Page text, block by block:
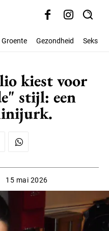
Groente Gezondheid Seks
kiest voor
stijl: een
15 mai 2026